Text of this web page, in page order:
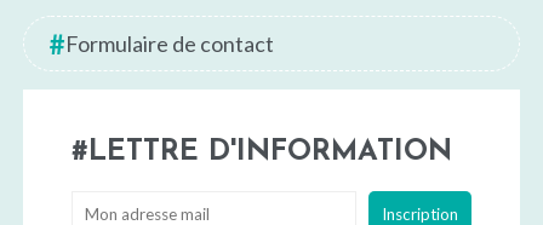
Formulaire de contact
LETTRE D'INFORMATION